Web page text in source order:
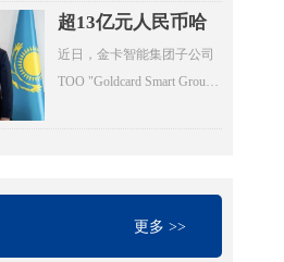
供应站点，按规范要求存储
量不能超过1立方(15公斤钢
区八角井街道举行。四川省
住建厅城建处处长、厅信息
中心主任邓夏扬，派驻省住
建厅纪检监察组综合处处长
市燃气纠治工作情况。活动
现场，7个区（市、县）亮出
退费成绩，为7位退费群众代
超13亿元人民币哈
萨克斯坦大单落
地！金卡智能国际
近日，金卡智能集团子公司
ТОО "Goldcard Smart Group
销售合同，订单总额折合人
更多 >>